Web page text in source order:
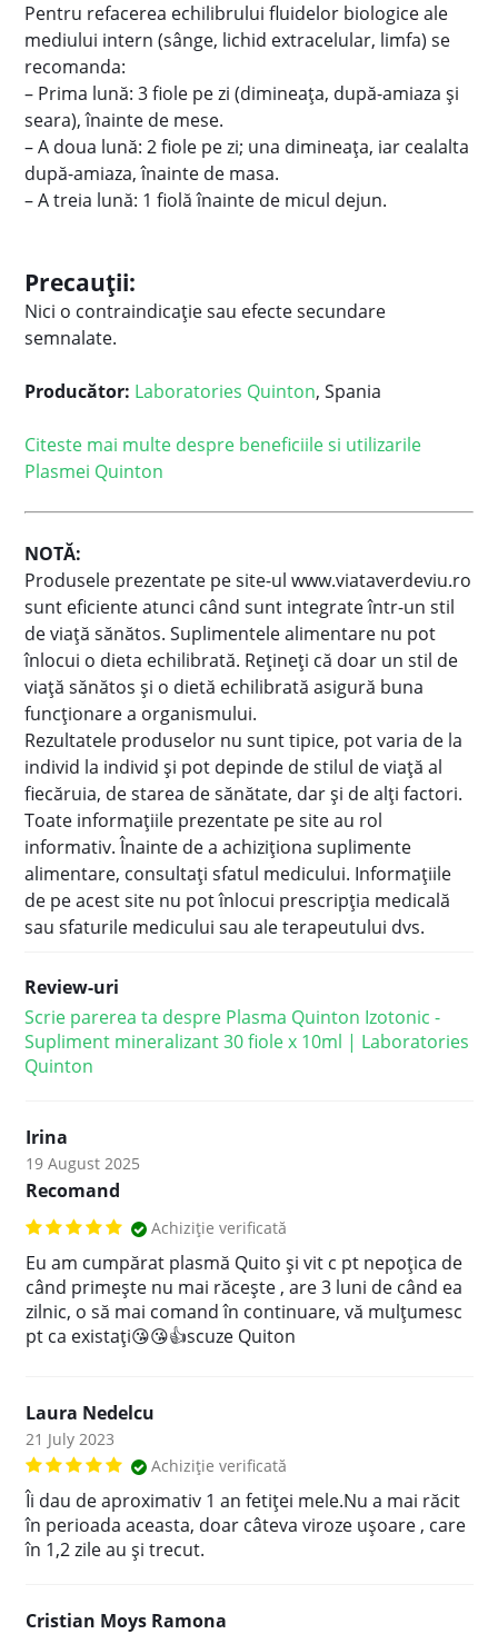
Pentru refacerea echilibrului fluidelor biologice ale
mediului intern (sânge, lichid extracelular, limfa) se
recomanda:
– Prima lună: 3 fiole pe zi (dimineața, după-amiaza și
seara), înainte de mese.
– A doua lună: 2 fiole pe zi; una dimineața, iar cealalta
după-amiaza, înainte de masa.
– A treia lună: 1 fiolă înainte de micul dejun.
Precauții:
Nici o contraindicație sau efecte secundare
semnalate.
Producător: Laboratories Quinton, Spania
Citeste mai multe despre beneficiile si utilizarile
Plasmei Quinton
NOTĂ:
Produsele prezentate pe site-ul www.viataverdeviu.ro
sunt eficiente atunci când sunt integrate într-un stil
de viaţă sănătos. Suplimentele alimentare nu pot
înlocui o dieta echilibrată. Reţineţi că doar un stil de
viaţă sănătos şi o dietă echilibrată asigură buna
funcţionare a organismului.
Rezultatele produselor nu sunt tipice, pot varia de la
individ la individ şi pot depinde de stilul de viaţă al
fiecăruia, de starea de sănătate, dar şi de alţi factori.
Toate informaţiile prezentate pe site au rol
informativ. Înainte de a achiziţiona suplimente
alimentare, consultaţi sfatul medicului. Informațiile
de pe acest site nu pot înlocui prescripţia medicală
sau sfaturile medicului sau ale terapeutului dvs.
Review-uri
Scrie parerea ta despre Plasma Quinton Izotonic -
Supliment mineralizant 30 fiole x 10ml | Laboratories
Quinton
Irina
19 August 2025
Recomand
Achiziție verificată
Eu am cumpărat plasmă Quito și vit c pt nepoțica de
când primește nu mai răcește , are 3 luni de când ea
zilnic, o să mai comand în continuare, vă mulțumesc
pt ca existați😘😘👍scuze Quiton
Laura Nedelcu
21 July 2023
Achiziție verificată
Îi dau de aproximativ 1 an fetiței mele.Nu a mai răcit
în perioada aceasta, doar câteva viroze ușoare , care
în 1,2 zile au și trecut.
Cristian Moys Ramona